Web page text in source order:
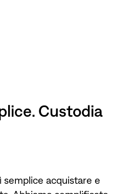
Custodia
semplice acquistare e